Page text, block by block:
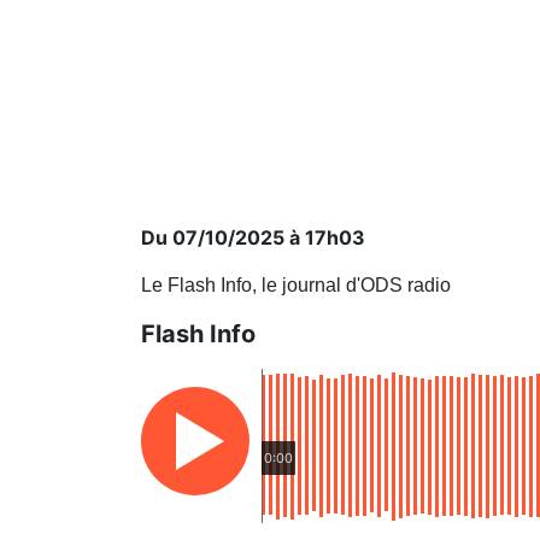
Du 07/10/2025 à 17h03
Le Flash Info, le journal d'ODS radio
Flash Info
0:00